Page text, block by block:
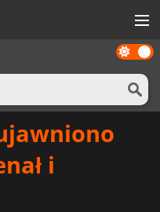
Dark
mode
i